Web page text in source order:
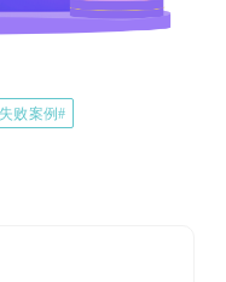
败案例#